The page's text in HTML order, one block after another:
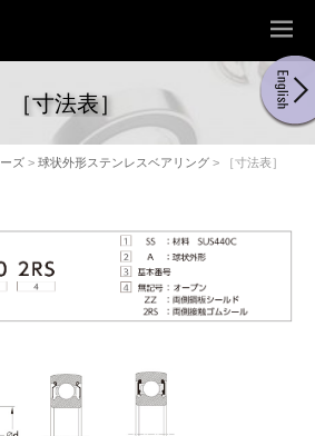
NU
［寸法表］
ズ > 球状外形ステンレスベアリング > ［寸法表］